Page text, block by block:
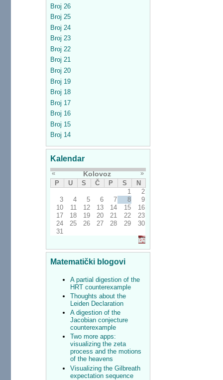
Broj 26
Broj 25
Broj 24
Broj 23
Broj 22
Broj 21
Broj 20
Broj 19
Broj 18
Broj 17
Broj 16
Broj 15
Broj 14
Kalendar
« Kolovoz
»
P
U S Č P S
N
1
2
3
4 5 6 7 8
9
10
11 12 13 14 15
16
17
18 19 20 21 22
23
24
25 26 27 28 29
30
31
Matematički blogovi
A partial digestion of the
HRT counterexample
Thoughts about the
Leiden Declaration
A digestion of the
Jacobian conjecture
counterexample
Two more apps:
visualizing the zeta
process and the motions
of the heavens
Visualizing the Gilbreath
expectation sequence